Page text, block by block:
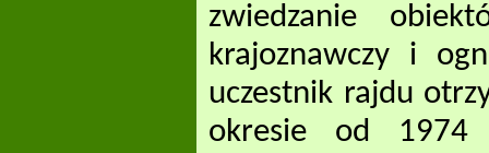
zwiedzanie
krajoznawczy i
uczestnik rajdu
okresie od 1974